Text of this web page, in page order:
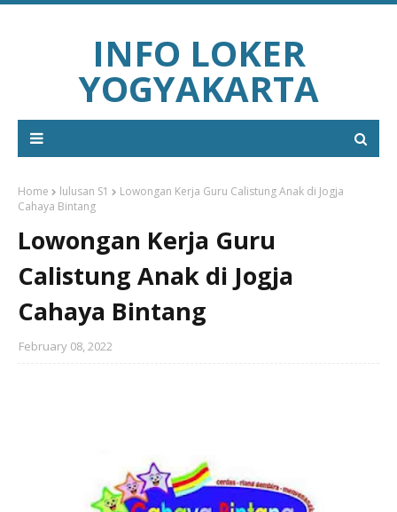
INFO LOKER
YOGYAKARTA
Home lulusan S1
Lowongan Kerja Guru Calistung Anak di Jogja
Cahaya Bintang
Lowongan Kerja Guru
Calistung Anak di Jogja
Cahaya Bintang
February 08, 2022